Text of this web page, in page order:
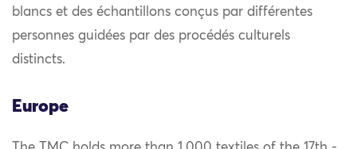
blancs et des échantillons conçus par différentes
personnes guidées par des procédés culturels
distincts.
Europe